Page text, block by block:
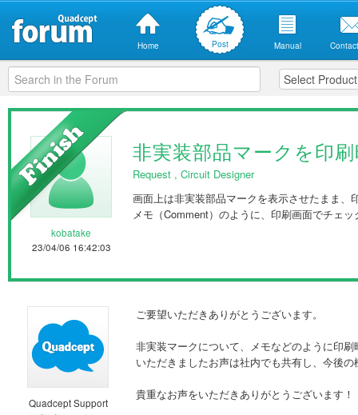
Home Post Manual
kobatake
23/04/06 16:42:03
非実装部品マークを印
Request , Circuit Designer
画面上は非実装部品マークを表示させたまま、
メモ（Comment）のように、印刷画面でチェ
Quadcept Support
ご要望いただきありがとうございます。
非実装マークについて、メモなどのように印
いただきましたお声は社内でも共有し、今後
貴重なお声をいただきありがとうございます！